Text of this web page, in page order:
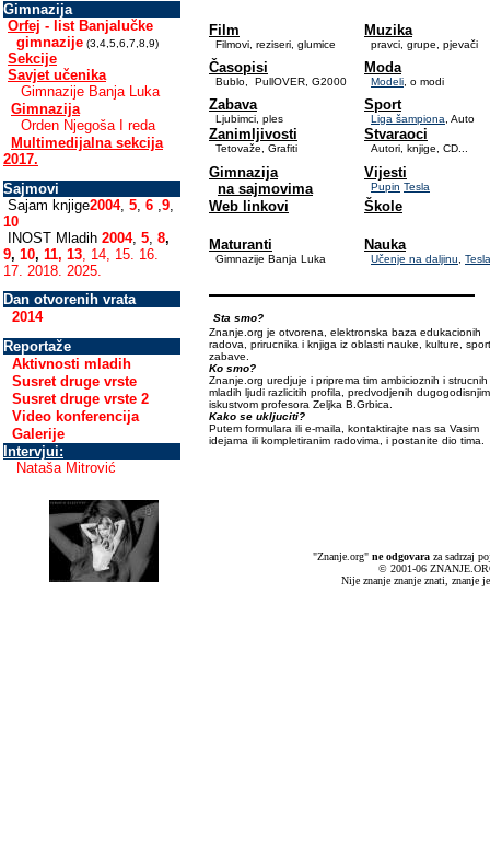
Gimnazija
Orfej - list Banjalučke
gimnazije (3,4,5,6,7,8,9)
Sekcije
Savjet učenika
Gimnazije Banja Luka
Gimnazija
Orden Njegoša I reda
Multimedijalna sekcija
2017.
Sajmovi
Sajam knjige2004, 5, 6 ,9,
10
INOST Mladih 2004, 5, 8,
9, 10, 11, 13, 14, 15. 16.
17. 2018. 2025.
Dan otvorenih vrata
2014
Reportaže
Aktivnosti mladih
Susret druge vrste
Susret druge vrste 2
Video konferencija
Galerije
Intervjui:
Nataša Mitrović
Film
Filmovi, reziseri, glumice
Muzika
pravci, grupe, pjevači
Časopisi
Bublo, PullOVER, G2000
Moda
Modeli , o modi
Zabava
Ljubimci, ples
Sport
Liga šampiona , Auto
Zanimljivosti
Tetovaže, Grafiti
Stvaraoci
Autori, knjige, CD...
Gimnazija
na sajmovima
Vijesti
Pupin Tesla
Web linkovi Škole
Maturanti
Gimnazije Banja Luka
Nauka
Učenje na daljinu Tesla
Sta smo?
Znanje.org je otvorena, elektronska baza edukacionih
radova, prirucnika i knjiga iz oblasti nauke, kulture,
zabave.
Ko smo?
Znanje.org uredjuje i priprema tim ambicioznih i strucnih
mladih ljudi razlicitih profila, predvodjenih dugogodisnjim
iskustvom profesora Zeljka B.Grbica.
Kako se ukljuciti?
Putem formulara ili e-maila, kontaktirajte nas sa Vasim
idejama ili kompletiranim radovima, i postanite dio tima.
"Znanje.org" ne odgovaraza sadrzaj
© 2001-06
Nije znanje znanje znati, znanje